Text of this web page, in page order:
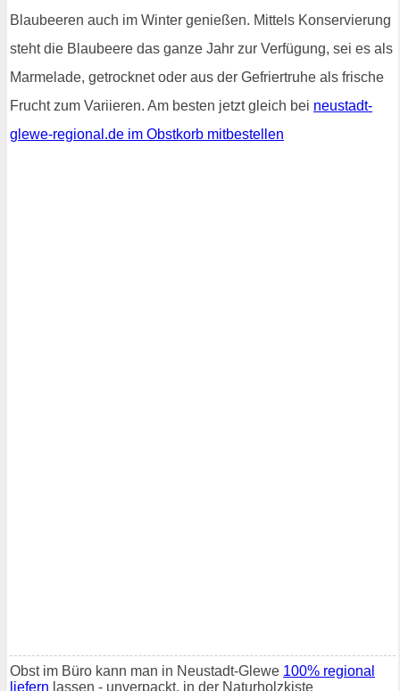
Blaubeeren auch im Winter genießen. Mittels Konservierung
steht die Blaubeere das ganze Jahr zur Verfügung, sei es als
Marmelade, getrocknet oder aus der Gefriertruhe als frische
Frucht zum Variieren. Am besten jetzt gleich bei neustadt-
glewe-regional.de im Obstkorb mitbestellen
Obst im Büro kann man in Neustadt-Glewe 100% regional
liefern lassen - unverpackt, in der Naturholzkiste